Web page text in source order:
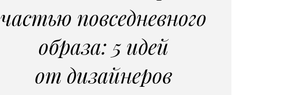
частью повседневного
образа: 5 идей
от дизайнеров